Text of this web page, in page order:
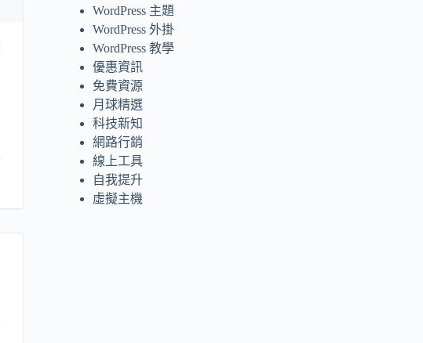
WordPress 主題
WordPress 外掛
WordPress 教學
優惠資訊
免費資源
月球精選
科技新知
網路行銷
線上工具
自我提升
虛擬主機